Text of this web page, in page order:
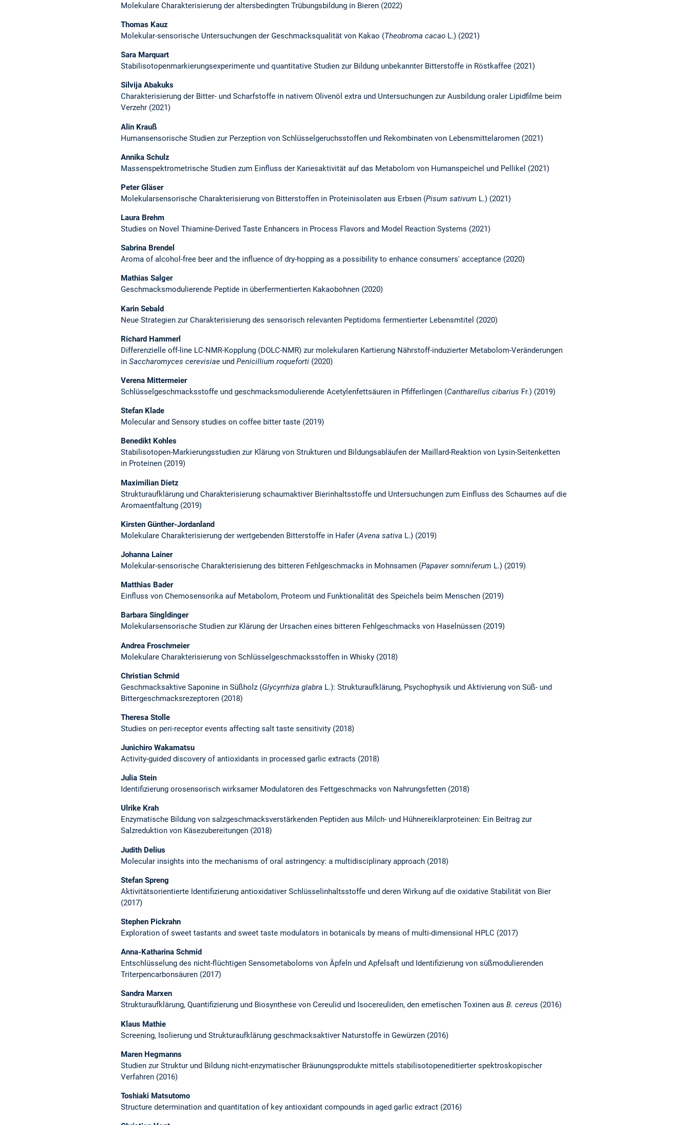
Molekulare Charakterisierung der altersbedingten Trübungsbildung in Bieren (2022)
Thomas Kauz
Molekular-sensorische Untersuchungen der Geschmacksqualität von Kakao (Theobroma cacao L.) (2021)
Sara Marquart
Stabilisotopenmarkierungsexperimente und quantitative Studien zur Bildung unbekannter Bitterstoffe in Röstkaffee (2021)
Silvija Abakuks
Charakterisierung der Bitter- und Scharfstoffe in nativem Olivenöl extra und Untersuchungen zur Ausbildung oraler Lipidfilme beim
Verzehr (2021)
Alin Krauß
Humansensorische Studien zur Perzeption von Schlüsselgeruchsstoffen und Rekombinaten von Lebensmittelaromen (2021)
Annika Schulz
Massenspektrometrische Studien zum Einfluss der Kariesaktivität auf das Metabolom von Humanspeichel und Pellikel (2021)
Peter Gläser
Molekularsensorische Charakterisierung von Bitterstoffen in Proteinisolaten aus Erbsen (Pisum sativum L.) (2021)
Laura Brehm
Studies on Novel Thiamine-Derived Taste Enhancers in Process Flavors and Model Reaction Systems (2021)
Sabrina Brendel
Aroma of alcohol-free beer and the influence of dry-hopping as a possibility to enhance consumers' acceptance (2020)
Mathias Salger
Geschmacksmodulierende Peptide in überfermentierten Kakaobohnen (2020)
Karin Sebald
Neue Strategien zur Charakterisierung des sensorisch relevanten Peptidoms fermentierter Lebensmtitel (2020)
Richard Hammerl
Differenzielle off-line LC-NMR-Kopplung (DOLC-NMR) zur molekularen Kartierung Nährstoff-induzierter Metabolom-Veränderungen
in Saccharomyces cerevisiae und Penicillium roqueforti (2020)
Verena Mittermeier
Schlüsselgeschmacksstoffe und geschmacksmodulierende Acetylenfettsäuren in Pfifferlingen (Cantharellus cibarius Fr.) (2019)
Stefan Klade
Molecular and Sensory studies on coffee bitter taste (2019)
Benedikt Kohles
Stabilisotopen-Markierungsstudien zur Klärung von Strukturen und Bildungsabläufen der Maillard-Reaktion von Lysin-Seitenketten
in Proteinen (2019)
Maximilian Dietz
Strukturaufklärung und Charakterisierung schaumaktiver Bierinhaltsstoffe und Untersuchungen zum Einfluss des Schaumes auf die
Aromaentfaltung (2019)
Kirsten Günther-Jordanland
Molekulare Charakterisierung der wertgebenden Bitterstoffe in Hafer (Avena sativa L.) (2019)
Johanna Lainer
Molekular-sensorische Charakterisierung des bitteren Fehlgeschmacks in Mohnsamen (Papaver somniferum L.) (2019)
Matthias Bader
Einfluss von Chemosensorika auf Metabolom, Proteom und Funktionalität des Speichels beim Menschen (2019)
Barbara Singldinger
Molekularsensorische Studien zur Klärung der Ursachen eines bitteren Fehlgeschmacks von Haselnüssen (2019)
Andrea Froschmeier
Molekulare Charakterisierung von Schlüsselgeschmacksstoffen in Whisky (2018)
Christian Schmid
Geschmacksaktive Saponine in Süßholz (Glycyrrhiza glabra L.): Strukturaufklärung, Psychophysik und Aktivierung von Süß- und
Bittergeschmacksrezeptoren (2018)
Theresa Stolle
Studies on peri-receptor events affecting salt taste sensitivity (2018)
Junichiro Wakamatsu
Activity-guided discovery of antioxidants in processed garlic extracts (2018)
Julia Stein
Identifizierung orosensorisch wirksamer Modulatoren des Fettgeschmacks von Nahrungsfetten (2018)
Ulrike Krah
Enzymatische Bildung von salzgeschmacksverstärkenden Peptiden aus Milch- und Hühnereiklarproteinen: Ein Beitrag zur
Salzreduktion von Käsezubereitungen (2018)
Judith Delius
Molecular insights into the mechanisms of oral astringency: a multidisciplinary approach (2018)
Stefan Spreng
Aktivitätsorientierte Identifizierung antioxidativer Schlüsselinhaltsstoffe und deren Wirkung auf die oxidative Stabilität von Bier
(2017)
Stephen Pickrahn
Exploration of sweet tastants and sweet taste modulators in botanicals by means of multi-dimensional HPLC (2017)
Anna-Katharina Schmid
Entschlüsselung des nicht-flüchtigen Sensometaboloms von Äpfeln und Apfelsaft und Identifizierung von süßmodulierenden
Triterpencarbonsäuren (2017)
Sandra Marxen
Strukturaufklärung, Quantifizierung und Biosynthese von Cereulid und Isocereuliden, den emetischen Toxinen aus B. cereus (2016)
Klaus Mathie
Screening, Isolierung und Strukturaufklärung geschmacksaktiver Naturstoffe in Gewürzen (2016)
Maren Hegmanns
Studien zur Struktur und Bildung nicht-enzymatischer Bräunungsprodukte mittels stabilisotopeneditierter spektroskopischer
Verfahren (2016)
Toshiaki Matsutomo
Structure determination and quantitation of key antioxidant compounds in aged garlic extract (2016)